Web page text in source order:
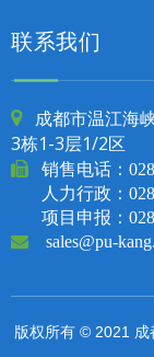
联系我们

成都市温江海
3栋1-3层1/2区
 销售电话：
人力行政：028-
项目申报：028-
 sales@pu-
版权所有 © 2021